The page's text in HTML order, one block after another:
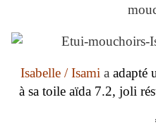
Isabelle / Isami a adapté
à sa toile aïda 7.2, joli